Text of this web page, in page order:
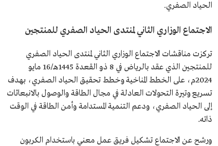
الحياد الصفري.
الاجتماع الوزاري الثاني لمنتدى الحياد الصفري للمنتجين
تركزت مناقشات الاجتماع الوزاري الثاني لمنتدى الحياد الصفري
للمنتجين الذي عقد بالرياض في 8 ذو القعدة 1445هـ/16 مايو
2024م، على الخطط المناخية وخطط تحقيق الحياد الصفري، بهدف
تسريع وتيرة التحولات العادلة في مجال الطاقة والوصول بالانبعاثات
إلى الحياد الصفري، ودعم التنمية المستدامة وأمن الطاقة في الوقت
ذاته.
ورشح عن الاجتماع تشكيل فريق عمل معني باستخدام الكربون